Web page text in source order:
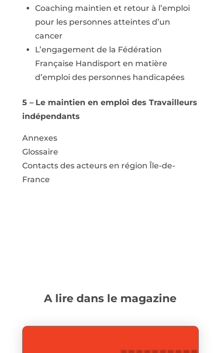
Coaching maintien et retour à l’emploi
pour les personnes atteintes d’un
cancer
L’engagement de la Fédération
Française Handisport en matière
d’emploi des personnes handicapées
5 – Le maintien en emploi des Travailleurs
indépendants
Annexes
Glossaire
Contacts des acteurs en région Île-de-
France
A lire dans le magazine